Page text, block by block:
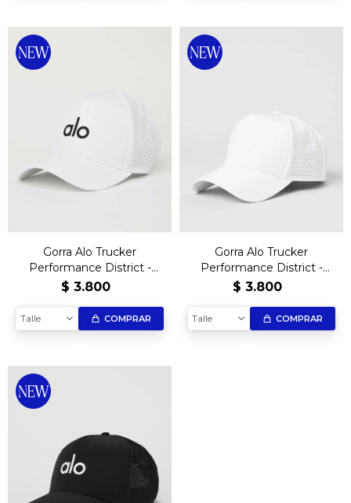
Gorra Alo Trucker
Performance District -
W&B
$ 3.800
Talle COMPRAR
Gorra Alo Trucker
Performance District -
White
$ 3.800
Talle COMPRAR